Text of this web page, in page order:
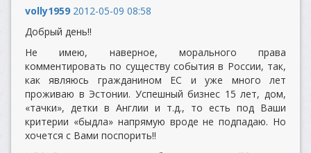
volly1959 2012-05-09 08:58
Добрый день!!
Не имею, наверное, морального права
комментировать по существу события в России, так,
как являюсь гражданином ЕС и уже много лет
проживаю в Эстонии. Успешный бизнес 15 лет, дом,
«тачки», детки в Англии и т.д., то есть под Ваши
критерии «быдла» напрямую вроде не подпадаю. Но
хочется с Вами поспорить!!